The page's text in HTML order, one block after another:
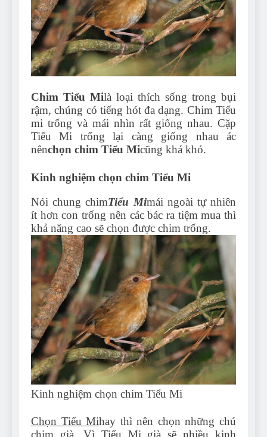
Can Bulldogs Play Fetch?
And How to Train Them!
7 Năm Ago
How Often Do I Need to
Groom My Bulldog
Chim Tiểu Milà loại thích sống trong bụi
rậm, chúng có tiếng hót đa dạng. Chim Tiểu
mi trống và mái nhìn rất giống nhau. Cặp
Tiểu Mi trống lại càng giống nhau ác
nênchọn chim Tiểu Micũng khá khó.
Kinh nghiệm chọn chim Tiểu Mi
Nói chung chimTiểu Mimái ngoài tự nhiên
ít hơn con trống nên các bác ra tiệm mua thì
khả năng cao sẽ chọn được chim trống.
Kinh nghiệm chọn chim Tiểu Mi
Chọn Tiểu Mihay thì nên chọn những chú
chim già. Vì Tiểu Mi già sẽ nhiều kinh